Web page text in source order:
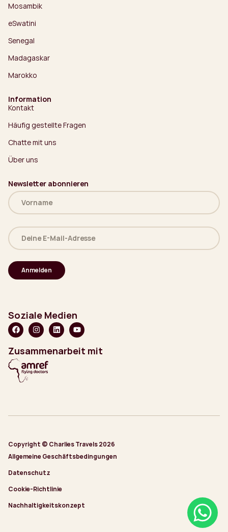
Mosambik
eSwatini
Senegal
Madagaskar
Marokko
Information
Kontakt
Häufig gestellte Fragen
Chatte mit uns
Über uns
Newsletter abonnieren
Name
(erforderlich)
Deine
E-
Mail-
(erforderlich)
Soziale Medien
Zusammenarbeit mit
Copyright © Charlies Travels 2026
Allgemeine Geschäftsbedingungen
Datenschutz
Cookie-Richtlinie
Nachhaltigkeitskonzept